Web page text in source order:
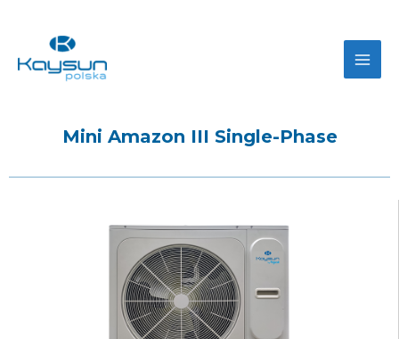
Mini Amazon III Single-Phase